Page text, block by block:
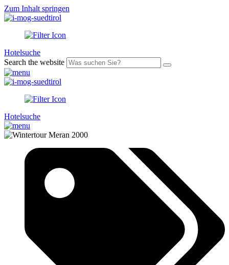
Zum Inhalt springen
Hotelsuche
Search the website
Hotelsuche